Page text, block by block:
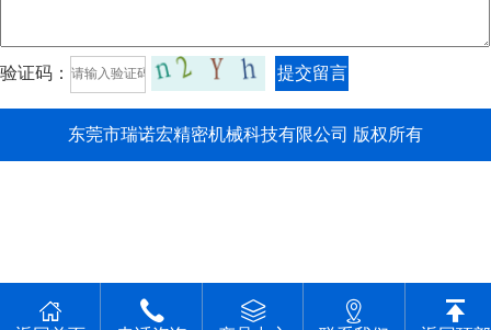
验证码： 提交留言
东莞市瑞诺宏精密机械科技有限公司 版权所有